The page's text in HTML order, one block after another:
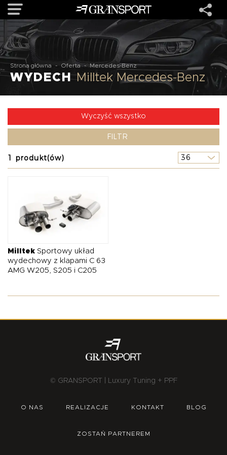
OFERTA
MARKI
O NAS
KONTAKT
O NAS
Strona główna - Oferta - Mercedes-Benz
WYDECHMilltek Mercedes-Benz
Wyczyść wszystko
FILTR
1 produkt(ów)
Milltek Sportowy układ
wydechowy z klapami C 63
AMG W205, S205 i C205
© GRANSPORT | Luxury Tuning + PPF
O NAS REALIZACJE KONTAKT BLOG
ZOSTAŃ PARTNEREM